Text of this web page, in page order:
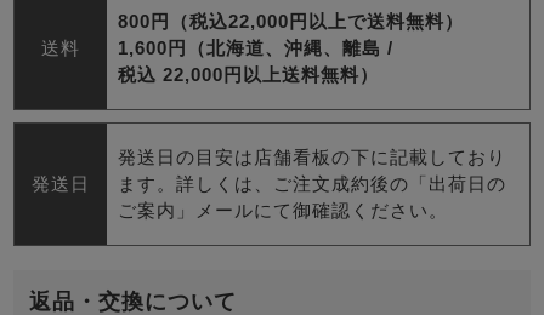
送料
800円（税込22,000円以上で送料無料）
1,600円（北海道、沖縄、離島 /
税込 22,000円以上送料無料）
発送日
発送日の目安は店舗看板の下に記載しており
ます。詳しくは、ご注文成約後の「出荷日の
ご案内」メールにて御確認ください。
返品・交換について